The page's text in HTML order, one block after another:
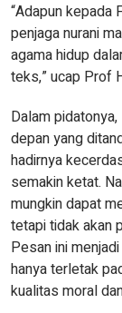
“Adapun kepada
penjaga nurani
agama hidup
teks,” ucap Prof
Dalam
depan yang
hadirnya
semakin ketat.
mungkin dapat
tetapi tidak akan
Pesan ini
hanya terletak
kualitas moral